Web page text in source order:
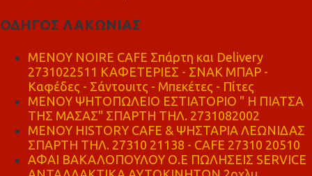
ΟΔΗΓΟΣ ΛΑΚΩΝΙΑΣ
MENOY NOIRE CAFE Σπάρτη και Delivery
2731022511 ΚΑΦΕΤΕΡΙΕΣ - ΣΝΑΚ ΜΠΑΡ -
Καφέδες - Σάντουιτς - Μπεκέτες - Πίτες
ΜΕΝΟΥ ΨΗΤΟΠΩΛΕΙΟ ΕΣΤΙΑΤΟΡΙΟ " Η ΠΙΑΤΣΑ
ΤΗΣ ΜΑΣΑΣ" ΣΠΑΡΤΗ ΤΗΛ. 2731082002
ΜΕΝΟΥ HISTORY CAFE & ΨΗΣΤΑΡΙΑ ΛΕΩΝΙΔΑΣ
ΣΠΑΡΤΗ ΤΗΛ. 27310 21138 - CAFE 27310 20510
ΑΦΑΙ ΒΑΚΑΛΟΠΟΥΛΟΥ Ο.Ε ΠΩΛΗΣΕΙΣ SERVICE